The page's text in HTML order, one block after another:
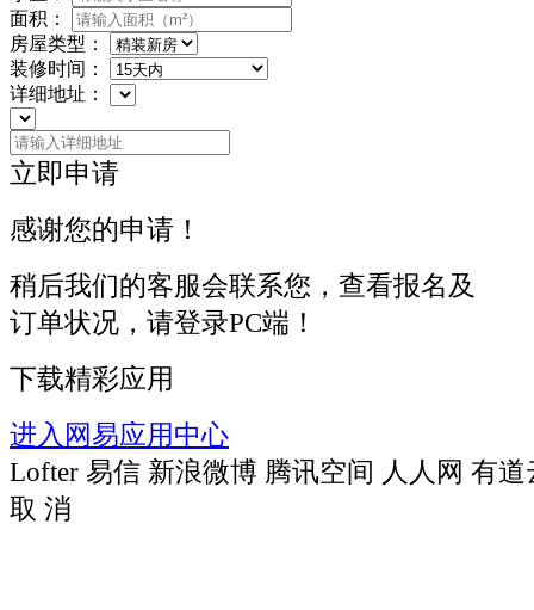
面积：
房屋类型：
装修时间：
详细地址：
立即申请
感谢您的申请！
稍后我们的客服会联系您，查看报名及
订单状况，请登录PC端！
下载精彩应用
进入网易应用中心
Lofter 易信 新浪微博 腾讯空间 人人网 有道
取 消